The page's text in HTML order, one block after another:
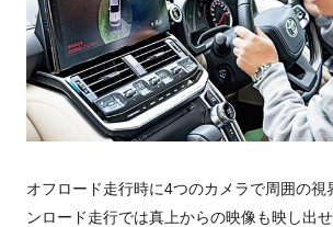
オフロード走行時に4つのカメラで周囲の視
ンロード走行では真上からの映像も映し出せ